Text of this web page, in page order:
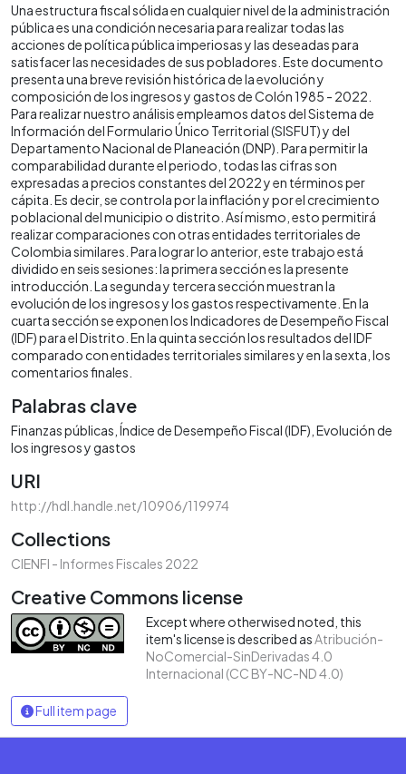
Una estructura fiscal sólida en cualquier nivel de la administración
pública es una condición necesaria para realizar todas las
acciones de política pública imperiosas y las deseadas para
satisfacer las necesidades de sus pobladores. Este documento
presenta una breve revisión histórica de la evolución y
composición de los ingresos y gastos de Colón 1985 - 2022.
Para realizar nuestro análisis empleamos datos del Sistema de
Información del Formulario Único Territorial (SISFUT) y del
Departamento Nacional de Planeación (DNP). Para permitir la
comparabilidad durante el periodo, todas las cifras son
expresadas a precios constantes del 2022 y en términos per
cápita. Es decir, se controla por la inflación y por el crecimiento
poblacional del municipio o distrito. Así mismo, esto permitirá
realizar comparaciones con otras entidades territoriales de
Colombia similares. Para lograr lo anterior, este trabajo está
dividido en seis sesiones: la primera sección es la presente
introducción. La segunda y tercera sección muestran la
evolución de los ingresos y los gastos respectivamente. En la
cuarta sección se exponen los Indicadores de Desempeño Fiscal
(IDF) para el Distrito. En la quinta sección los resultados del IDF
comparado con entidades territoriales similares y en la sexta, los
comentarios finales.
Palabras clave
Finanzas públicas Índice de Desempeño Fiscal (IDF) Evolución de
los ingresos y gastos
URI
http://hdl.handle.net/10906/119974
Collections
CIENFI - Informes Fiscales 2022
Creative Commons license
Except where otherwised noted, this
item's license is described asAtribución-
NoComercial-SinDerivadas 4.0
Internacional (CC BY-NC-ND 4.0)
Full item page